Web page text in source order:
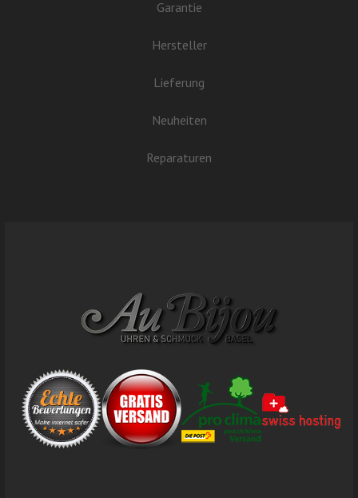
Garantie
Hersteller
Lieferung
Neuheiten
Reparaturen